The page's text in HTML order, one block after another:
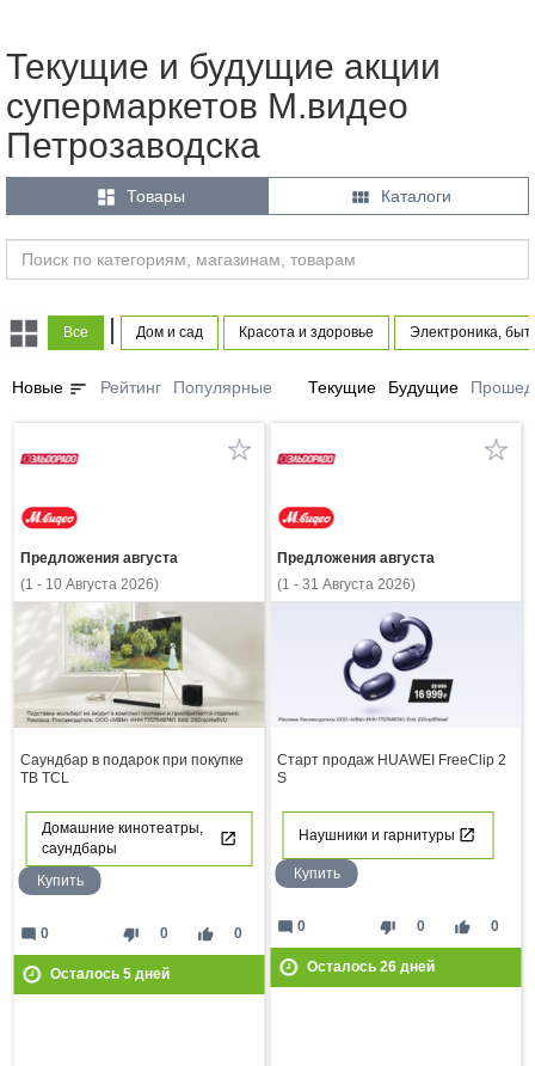
Текущие и будущие акции
супермаркетов М.видео
Петрозаводска
 Товары  Каталоги
Все Дом и сад Красота и здоровье Электроника,
Новые sort Рейтинг Популярные Текущие Будущие
Предложения августа
(1 - 10 Августа 2026)
Саундбар в подарок при покупке
ТВ TCL
Домашние кинотеатры,
саундбары
Купить
thumb_down 0 thumb_up 0
mode_comment 0
Осталось 5дней
Предложения августа
(1 - 31 Августа 2026)
Старт продаж HUAWEI FreeClip 2
S
Наушники и гарнитуры
Купить
thumb_down 0 thumb_up 0
mode_comment 0
Осталось 26дней